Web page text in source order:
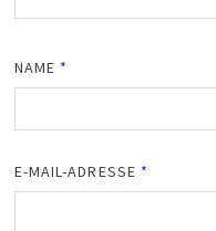
NAME *
E-MAIL-ADRESSE *